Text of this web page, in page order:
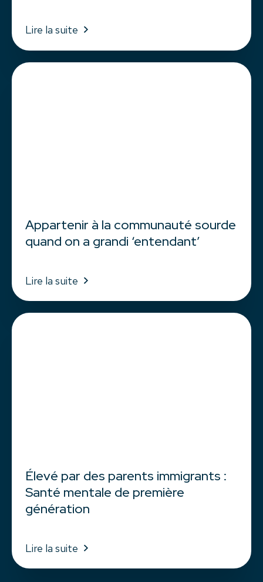
Lire la suite
Appartenir à la communauté sourde
quand on a grandi ‘entendant’
Lire la suite
Élevé par des parents immigrants :
Santé mentale de première
génération
Lire la suite